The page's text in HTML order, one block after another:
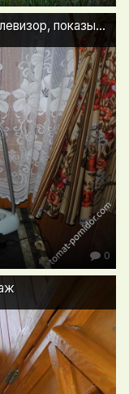
Барсик смотрит любимый телевизор, показывает соседских кошек)
0